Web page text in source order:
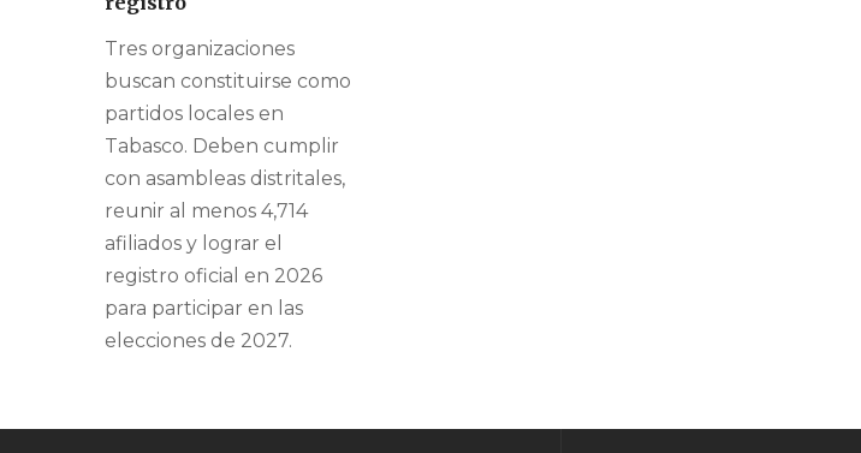
Tres organizaciones
buscan constituirse como
partidos locales en
Tabasco. Deben cumplir
con asambleas distritales,
reunir al menos 4,714
afiliados y lograr el
registro oficial en 2026
para participar en las
elecciones de 2027.